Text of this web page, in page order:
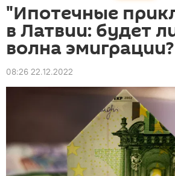
"Ипотечные
в Латвии: будет
волна эмиграции?
08:26 22.12.2022